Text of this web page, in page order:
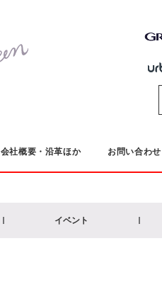
会社概要・沿革ほか お問い合わせ
イベント